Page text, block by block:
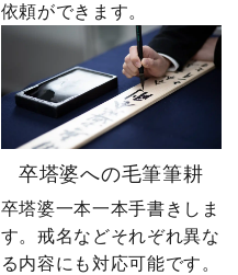
依頼ができます。
卒塔婆への毛筆筆耕
卒塔婆一本一本手書きしま
す。戒名などそれぞれ異な
る内容にも対応可能です。